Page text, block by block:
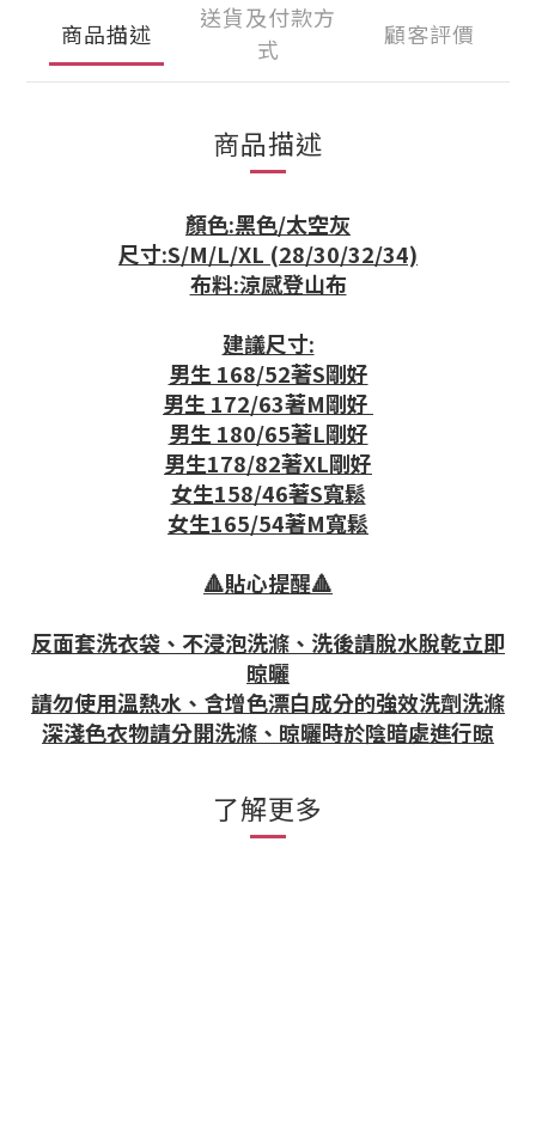
商品描述
送貨及付款方
式
顧客評價
商品描述
顏色:黑色/太空灰
尺寸:S/M/L/XL (28/30/32/34)
布料:涼感登山布
建議尺寸:
男生 168/52著S剛好
男生 172/63著M剛好
男生 180/65著L剛好
男生178/82著XL剛好
女生158/46著S寬鬆
女生165/54著M寬鬆
🔺貼心提醒🔺
反面套洗衣袋、不浸泡洗滌、洗後請脫水脫乾立即
晾曬
請勿使用溫熱水、含增色漂白成分的強效洗劑洗滌
深淺色衣物請分開洗滌、晾曬時於陰暗處進行晾
了解更多